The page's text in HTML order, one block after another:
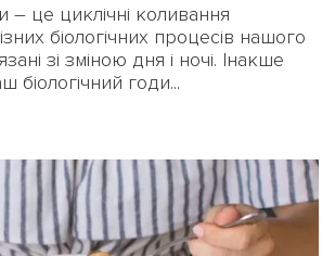
– це циклічні коливання
біологічних процесів нашого
зі зміною дня і ночі. Інакше
біологічний годи...